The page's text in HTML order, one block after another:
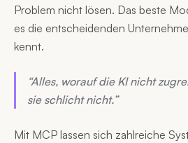
Problem nicht lösen. Das beste
es die entscheidenden
kennt.
“Alles, worauf die KI nicht
sie schlicht nicht.”
Mit MCP lassen sich zahlreiche